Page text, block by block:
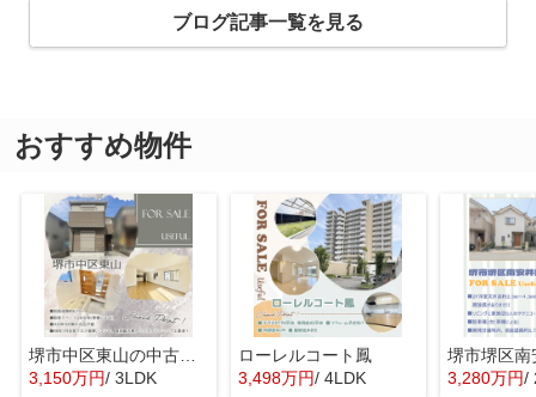
ブログ記事一覧を見る
おすすめ物件
堺市中区東山の中古一戸建
3,150万円/ 3LDK
ローレルコート鳳
3,498万円/ 4LDK 3,280万円/